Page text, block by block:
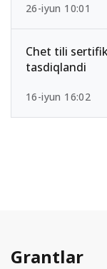
26-iyun 10:01
Chet tili
tasdiqlandi
16-iyun 16:02
Grantlar